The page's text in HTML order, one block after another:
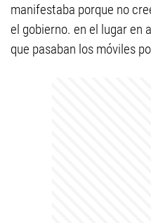
manifestaba porque no
el gobierno. en el lugar en
que pasaban los móviles